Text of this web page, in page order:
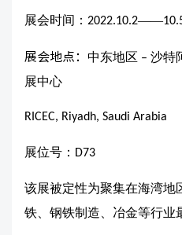
展会时间： 2022.10.2——
展会地点： 中东地区 – 沙特
展中心
RICEC, Riyadh, Saudi Arabia
展位号： D73
该展被定性为聚集在海湾地
铁、钢铁制造、冶金等行业